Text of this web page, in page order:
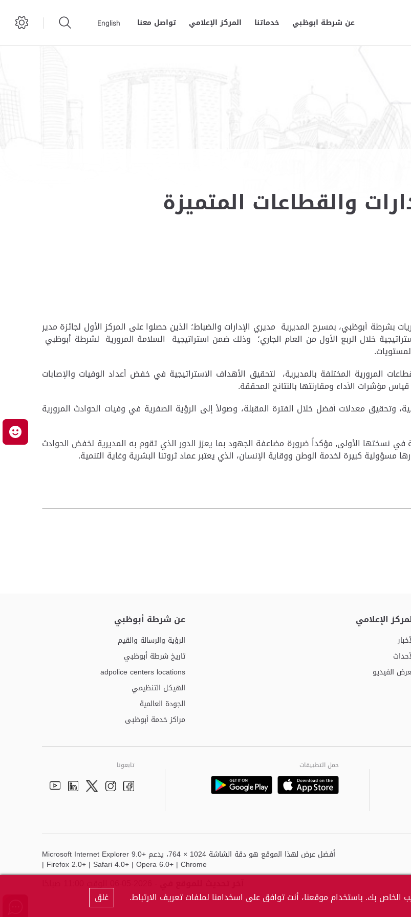
عن شرطة ابوظبي خدماتنا المركز الإعلامي تواصل معنا English
والقطاعات المتميزة
بشرطة أبوظبي، بمسرح المديرية مديري الإدارات والضباط؛ الذين حصلوا على المركز الأول لجائزة مدير
خلال الربع الأول من العام الجاري؛ وذلك ضمن استراتيجية السلامة المرورية لشرطة أبوظبي
المرورية المختلفة بالمديرية، لتحقيق الأهداف الاستراتيجية في خفض أعداد الوفيات والإصابات
مؤشرات الأداء ومقارنتها بالنتائج المحققة.
وتحقيق معدلات أفضل خلال الفترة المقبلة، وصولاً إلى الرؤية الصفرية في وفيات الحوادث المرورية
في نسختها الأولى, مؤكداً ضرورة مضاعفة الجهود بما يعزز الدور الذي تقوم به المديرية لخفض الحوادث
مسؤولية كبيرة لخدمة الوطن ووقاية الإنسان، الذي يعتبر عماد ثروتنا البشرية وغاية التنمية.
الإعلامي
الفيديو
عن شرطة أبوظبي
الرؤية والرسالة والقيم
تاريخ شرطة أبوظبي
adpolice centers locations
الهيكل التنظيمي
الجودة العالمية
مراكز خدمة أبوظبى
تابعونا
Facebook
Instagram
Twitter
Linkedin
Youtube
حمل التطبيقات
Google
Playstore
أفضل عرض لهذا الموقع هو دقة الشاشة 1024 × 764، يدعم Microsoft Internet Explorer 9.0+
| Firefox 2.0+ | Safari 4.0+ | Opera 6.0+ | Chrome
بك. باستخدام موقعنا، أنت توافق على اسخدامنا لملفات تعريف الارتباط. غلق